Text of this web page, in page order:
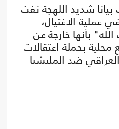
بيانا شديد اللهجة نفت
عملية الاغتيال،
بأنها خارجة عن
محلية بحملة اعتقالات
ضد المليشيا